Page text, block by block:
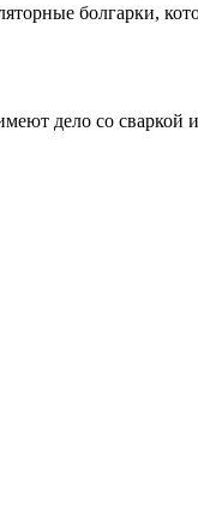
болгарки,
дело со